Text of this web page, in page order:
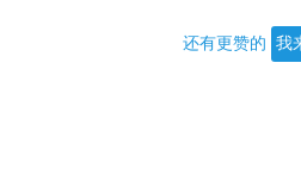
还有更赞的 我